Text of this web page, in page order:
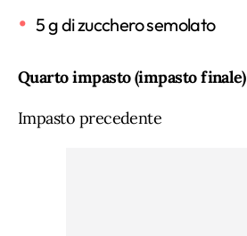
5 g di zucchero semolato
Quarto impasto (impasto finale)
Impasto precedente